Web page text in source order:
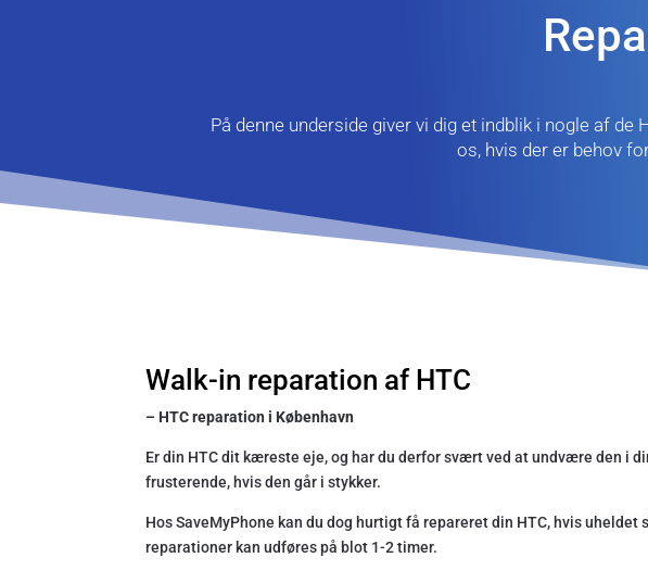
På denne underside giver vi dig et indblik i nogle af
os, hvis der er behov
Walk-in reparation af HTC
– HTC reparation i København
Er din HTC dit kæreste eje, og har du derfor svært ved at undvære den i
frusterende, hvis den går i stykker.
Hos SaveMyPhone kan du dog hurtigt få repareret din HTC, hvis
reparationer kan udføres på blot 1-2 timer.